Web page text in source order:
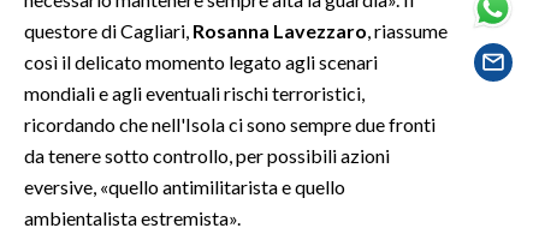
#CARAUNIONE
INSULARITÀ
INFO AZIENDE
questore di Cagliari, Rosanna Lavezzaro , riassume
così il delicato momento legato agli scenari
mondiali e agli eventuali rischi terroristici,
ricordando che nell'Isola ci sono sempre due fronti
da tenere sotto controllo, per possibili azioni
eversive, «quello antimilitarista e quello
ambientalista estremista».